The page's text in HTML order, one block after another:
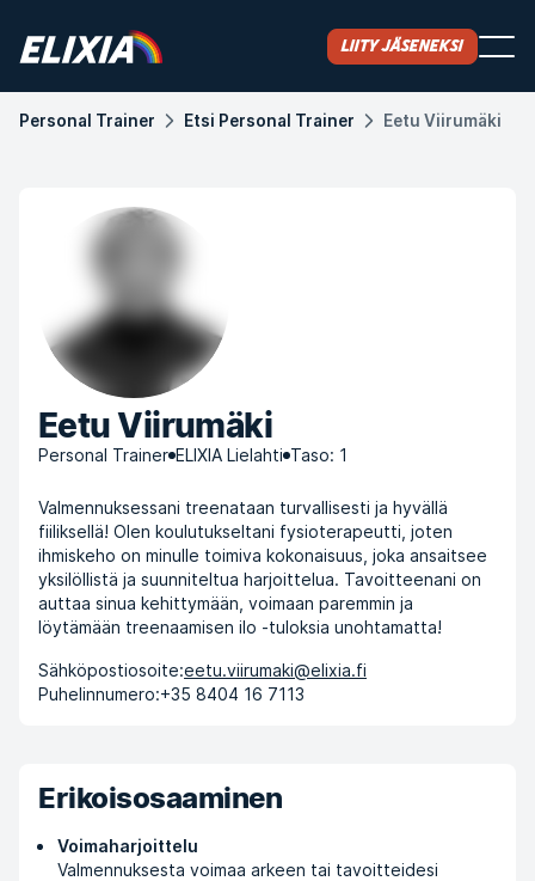
Liity jäseneksi
Personal Trainer Etsi Personal Trainer Eetu Viirumäki
Eetu Viirumäki
Personal Trainer ELIXIA Lielahti Taso: 1
Valmennuksessani treenataan turvallisesti ja hyvällä
fiiliksellä! Olen koulutukseltani fysioterapeutti, joten
ihmiskeho on minulle toimiva kokonaisuus, joka ansaitsee
yksilöllistä ja suunniteltua harjoittelua. Tavoitteenani on
auttaa sinua kehittymään, voimaan paremmin ja
löytämään treenaamisen ilo -tuloksia unohtamatta!
Sähköpostiosoite:eetu.viirumaki@elixia.fi
Puhelinnumero:+35 8404 16 7113
Erikoisosaaminen
Voimaharjoittelu
Valmennuksesta voimaa arkeen tai tavoitteidesi